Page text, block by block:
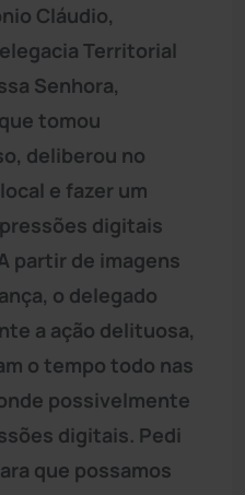
Cláudio,
Territorial
Senhora,
tomou
deliberou no
e fazer um
digitais
partir de imagens
o delegado
a ação delituosa,
o tempo todo nas
possivelmente
digitais. Pedi
que possamos